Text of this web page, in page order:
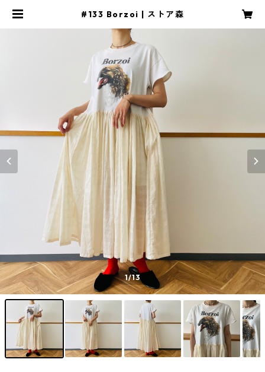
#133 Borzoi | ストア森
1/13